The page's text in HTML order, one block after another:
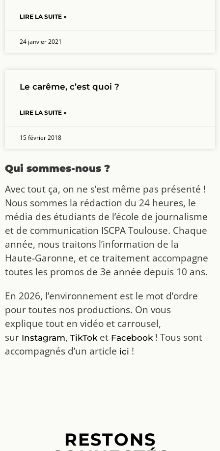
LIRE LA SUITE »
24 janvier 2021
Le carême, c’est quoi ?
LIRE LA SUITE »
15 février 2018
Qui sommes-nous ?
Avec tout ça, on ne s’est même pas présenté !
Nous sommes la rédaction du 24 heures, le
média des étudiants de l’école de journalisme
et de communication ISCPA Toulouse. Chaque
année, nous traitons l’information de la
Haute-Garonne, et ce traitement accompagne
toutes les promos de 3e année depuis 10 ans.
En 2026, l’environnement est le mot d’ordre
pour toutes nos productions. On vous
explique tout en vidéo et carrousel,
sur Instagram, TikToket Facebook! Tous sont
accompagnés d’un article ici !
RESTONS